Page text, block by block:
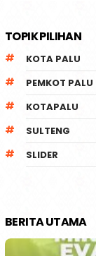
TOPIK PILIHAN
KOTA PALU
PEMKOT PALU
KOTAPALU
SULTENG
SLIDER
BERITA UTAMA